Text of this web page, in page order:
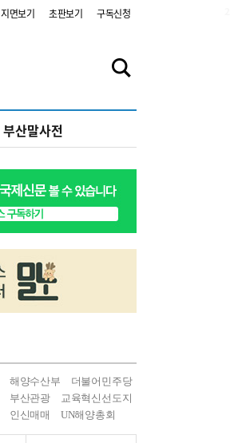
지면보기 초판보기 구독신청
부산말사전
해양수산부
더불어민주당
부산관광
교육혁신선도지
인신매매 UN해양총회